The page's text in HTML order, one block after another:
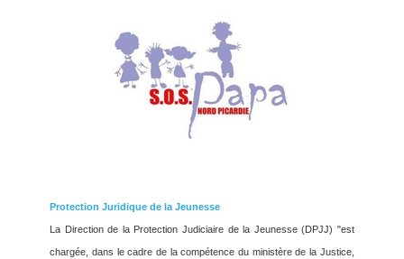
Protection Juridique de la Jeunesse
La Direction de la Protection Judiciaire de la Jeunesse (DPJJ) "est
chargée, dans le cadre de la compétence du ministère de la Justice,